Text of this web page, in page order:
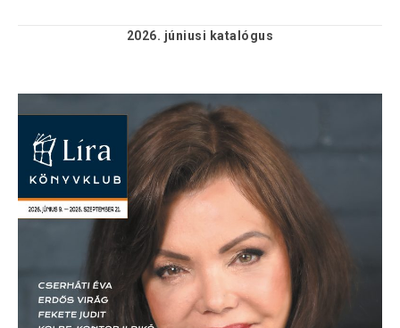
2026. júniusi katalógus